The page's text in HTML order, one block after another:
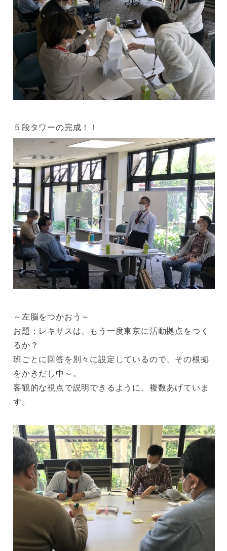
５段タワーの完成！！
～左脳をつかおう～
お題：レキサスは、もう一度東京に活動拠点をつく
るか？
班ごとに回答を別々に設定しているので、その根拠
をかきだし中～。
客観的な視点で説明できるように、複数あげていま
す。